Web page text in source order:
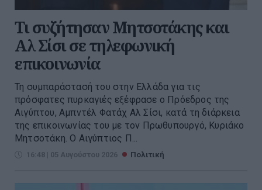
Τι συζήτησαν Μητσοτάκης και
Αλ Σίσι σε τηλεφωνική
επικοινωνία
Τη συμπαράστασή του στην Ελλάδα για τις
πρόσφατες πυρκαγιές εξέφρασε ο Πρόεδρος της
Αιγύπτου, Αμπντέλ Φατάχ Αλ Σίσι, κατά τη διάρκεια
της επικοινωνίας του με τον Πρωθυπουργό, Κυριάκο
Μητσοτάκη. Ο Αιγύπτιος Π...
16:48 | 05 Αυγούστου 2026 Πολιτική